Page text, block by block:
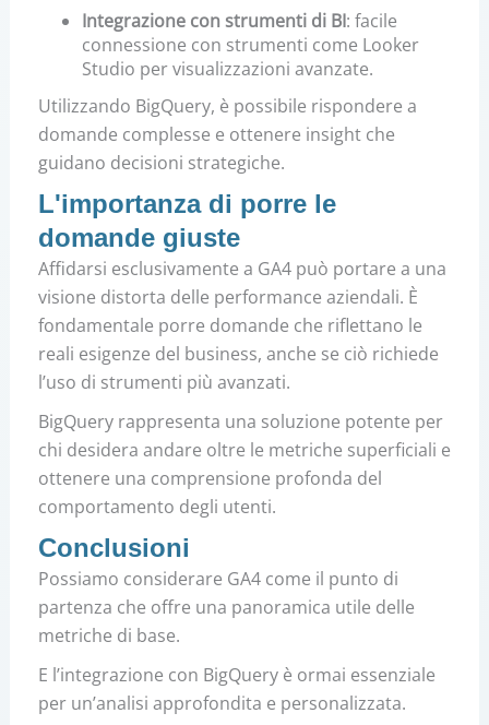
Integrazione con strumenti di BI: facile
connessione con strumenti come Looker
Studio per visualizzazioni avanzate.
Utilizzando BigQuery, è possibile rispondere a
domande complesse e ottenere insight che
guidano decisioni strategiche.
L'importanza di porre le
domande giuste
Affidarsi esclusivamente a GA4 può portare a una
visione distorta delle performance aziendali. È
fondamentale porre domande che riflettano le
reali esigenze del business, anche se ciò richiede
l’uso di strumenti più avanzati.
BigQuery rappresenta una soluzione potente per
chi desidera andare oltre le metriche superficiali e
ottenere una comprensione profonda del
comportamento degli utenti.
Conclusioni
Possiamo considerare GA4 come il punto di
partenza che offre una panoramica utile delle
metriche di base.
E l’integrazione con BigQuery è ormai essenziale
per un’analisi approfondita e personalizzata.